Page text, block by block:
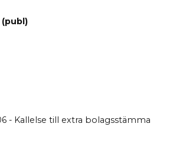
- Kallelse till extra bolagsstämma